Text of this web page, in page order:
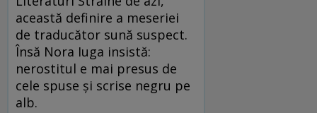
această definire a meseriei
de traducător sună suspect.
Însă Nora Iuga insistă:
nerostitul e mai presus de
cele spuse şi scrise negru pe
alb.